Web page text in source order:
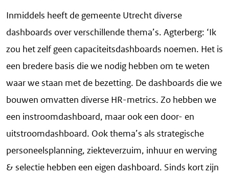
Inmiddels heeft de gemeente Utrecht diverse
dashboards over verschillende thema’s. Agterberg: ‘Ik
zou het zelf geen capaciteitsdashboards noemen. Het is
een bredere basis die we nodig hebben om te weten
waar we staan met de bezetting. De dashboards die we
bouwen omvatten diverse HR-metrics. Zo hebben we
een instroomdashboard, maar ook een door- en
uitstroomdashboard. Ook thema’s als strategische
personeelsplanning, ziekteverzuim, inhuur en werving
& selectie hebben een eigen dashboard. Sinds kort zijn